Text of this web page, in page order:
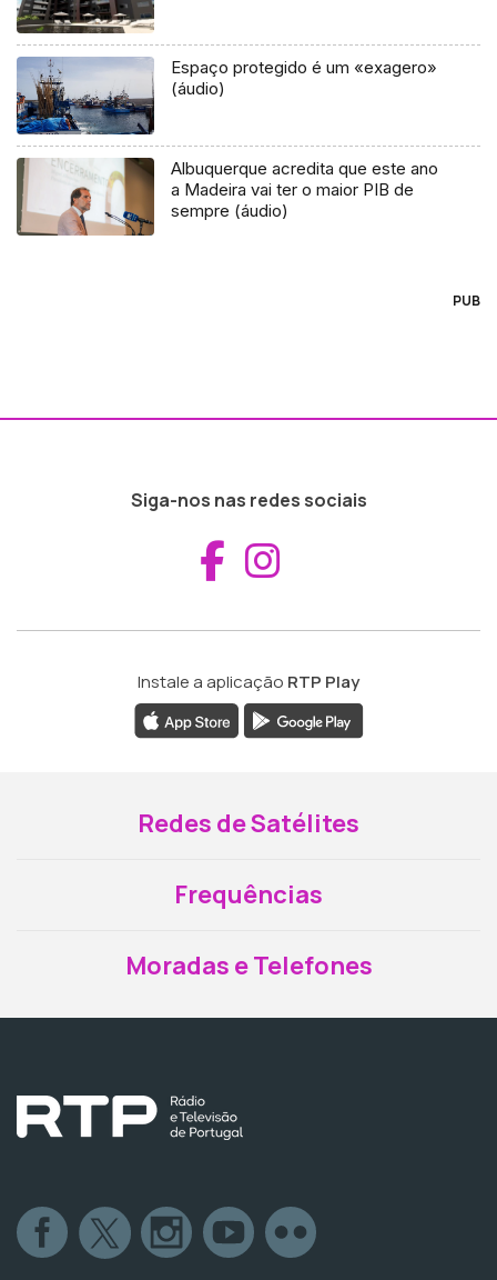
Espaço protegido é um «exagero»
(áudio)
Albuquerque acredita que este ano
a Madeira vai ter o maior PIB de
sempre (áudio)
PUB
Siga-nos nas redes sociais
Aceder ao
Instale a aplicação RTP Play
Redes de Satélites
Frequências
Moradas e Telefones